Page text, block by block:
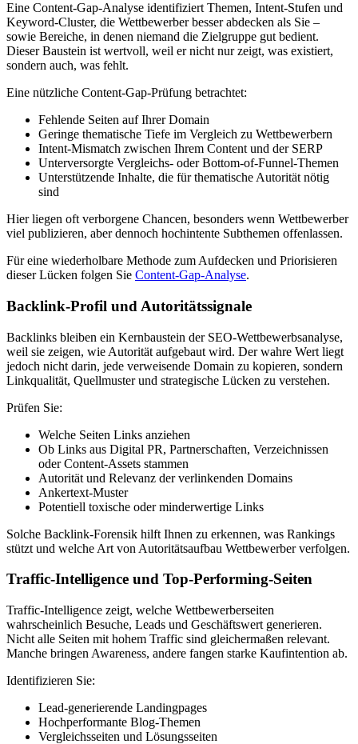
Eine Content-Gap-Analyse identifiziert Themen, Intent-Stufen und
Keyword-Cluster, die Wettbewerber besser abdecken als Sie –
sowie Bereiche, in denen niemand die Zielgruppe gut bedient.
Dieser Baustein ist wertvoll, weil er nicht nur zeigt, was existiert,
sondern auch, was fehlt.
Eine nützliche Content-Gap-Prüfung betrachtet:
Fehlende Seiten auf Ihrer Domain
Geringe thematische Tiefe im Vergleich zu Wettbewerbern
Intent-Mismatch zwischen Ihrem Content und der SERP
Unterversorgte Vergleichs- oder Bottom-of-Funnel-Themen
Unterstützende Inhalte, die für thematische Autorität nötig
sind
Hier liegen oft verborgene Chancen, besonders wenn Wettbewerber
viel publizieren, aber dennoch hochintente Subthemen offenlassen.
Für eine wiederholbare Methode zum Aufdecken und Priorisieren
dieser Lücken folgen Sie Content-Gap-Analyse.
Backlink-Profil und Autoritätssignale
Backlinks bleiben ein Kernbaustein der SEO-Wettbewerbsanalyse,
weil sie zeigen, wie Autorität aufgebaut wird. Der wahre Wert liegt
jedoch nicht darin, jede verweisende Domain zu kopieren, sondern
Linkqualität, Quellmuster und strategische Lücken zu verstehen.
Prüfen Sie:
Welche Seiten Links anziehen
Ob Links aus Digital PR, Partnerschaften, Verzeichnissen
oder Content-Assets stammen
Autorität und Relevanz der verlinkenden Domains
Ankertext-Muster
Potentiell toxische oder minderwertige Links
Solche Backlink-Forensik hilft Ihnen zu erkennen, was Rankings
stützt und welche Art von Autoritätsaufbau Wettbewerber verfolgen.
Traffic-Intelligence und Top-Performing-Seiten
Traffic-Intelligence zeigt, welche Wettbewerberseiten
wahrscheinlich Besuche, Leads und Geschäftswert generieren.
Nicht alle Seiten mit hohem Traffic sind gleichermaßen relevant.
Manche bringen Awareness, andere fangen starke Kaufintention ab.
Identifizieren Sie:
Lead-generierende Landingpages
Hochperformante Blog-Themen
Vergleichsseiten und Lösungsseiten